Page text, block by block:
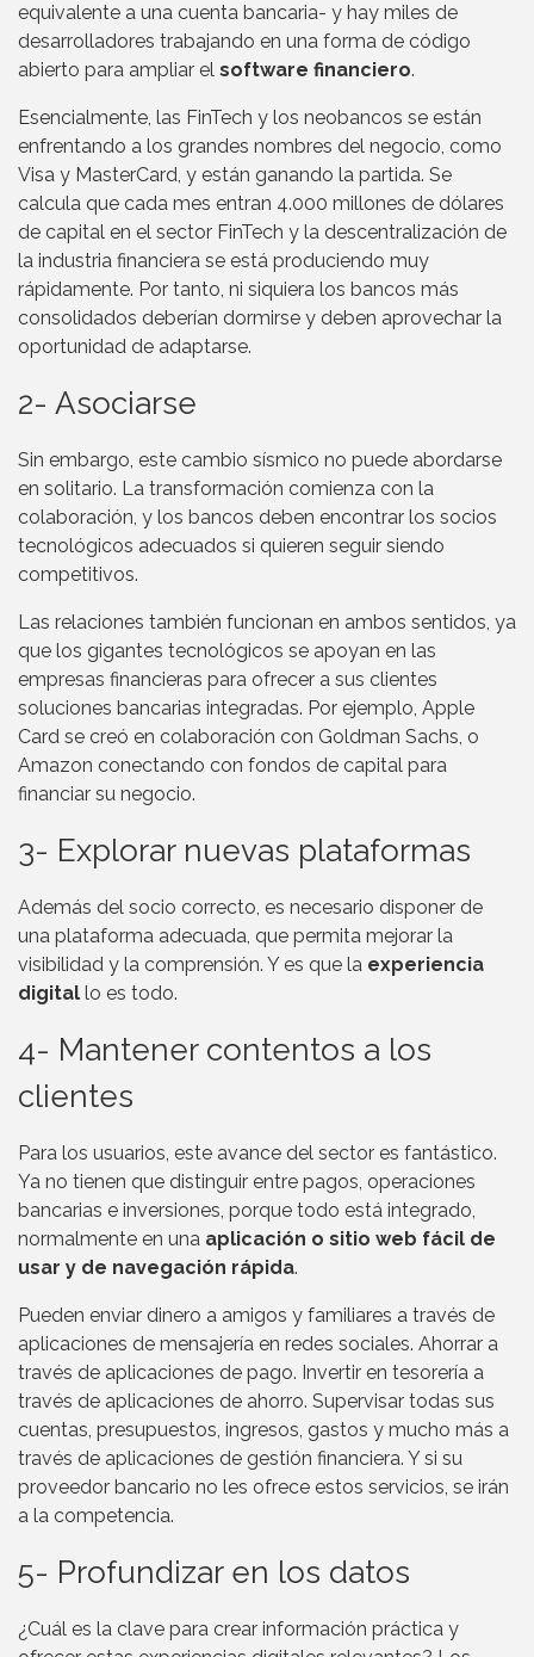
equivalente a una cuenta bancaria- y hay miles de
desarrolladores trabajando en una forma de código
abierto para ampliar el software financiero.
Esencialmente, las FinTech y los neobancos se están
enfrentando a los grandes nombres del negocio, como
Visa y MasterCard, y están ganando la partida. Se
calcula que cada mes entran 4.000 millones de dólares
de capital en el sector FinTech y la descentralización de
la industria financiera se está produciendo muy
rápidamente. Por tanto, ni siquiera los bancos más
consolidados deberían dormirse y deben aprovechar la
oportunidad de adaptarse.
2- Asociarse
Sin embargo, este cambio sísmico no puede abordarse
en solitario. La transformación comienza con la
colaboración, y los bancos deben encontrar los socios
tecnológicos adecuados si quieren seguir siendo
competitivos.
Las relaciones también funcionan en ambos sentidos, ya
que los gigantes tecnológicos se apoyan en las
empresas financieras para ofrecer a sus clientes
soluciones bancarias integradas. Por ejemplo, Apple
Card se creó en colaboración con Goldman Sachs, o
Amazon conectando con fondos de capital para
financiar su negocio.
3- Explorar nuevas plataformas
Además del socio correcto, es necesario disponer de
una plataforma adecuada, que permita mejorar la
visibilidad y la comprensión. Y es que la experiencia
digital lo es todo.
4- Mantener contentos a los
clientes
Para los usuarios, este avance del sector es fantástico.
Ya no tienen que distinguir entre pagos, operaciones
bancarias e inversiones, porque todo está integrado,
normalmente en una aplicación o sitio web fácil de
usar y de navegación rápida.
Pueden enviar dinero a amigos y familiares a través de
aplicaciones de mensajería en redes sociales. Ahorrar a
través de aplicaciones de pago. Invertir en tesorería a
través de aplicaciones de ahorro. Supervisar todas sus
cuentas, presupuestos, ingresos, gastos y mucho más a
través de aplicaciones de gestión financiera. Y si su
proveedor bancario no les ofrece estos servicios, se irán
a la competencia.
5- Profundizar en los datos
¿Cuál es la clave para crear información práctica y